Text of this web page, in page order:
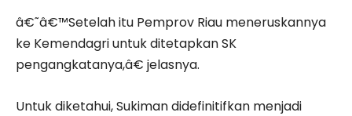
â€˜â€™Setelah itu Pemprov Riau meneruskannya
ke Kemendagri untuk ditetapkan SK
pengangkatanya,â€ jelasnya.
Untuk diketahui, Sukiman didefinitifkan menjadi